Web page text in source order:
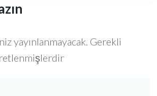
yayınlanmayacak. Gerekli